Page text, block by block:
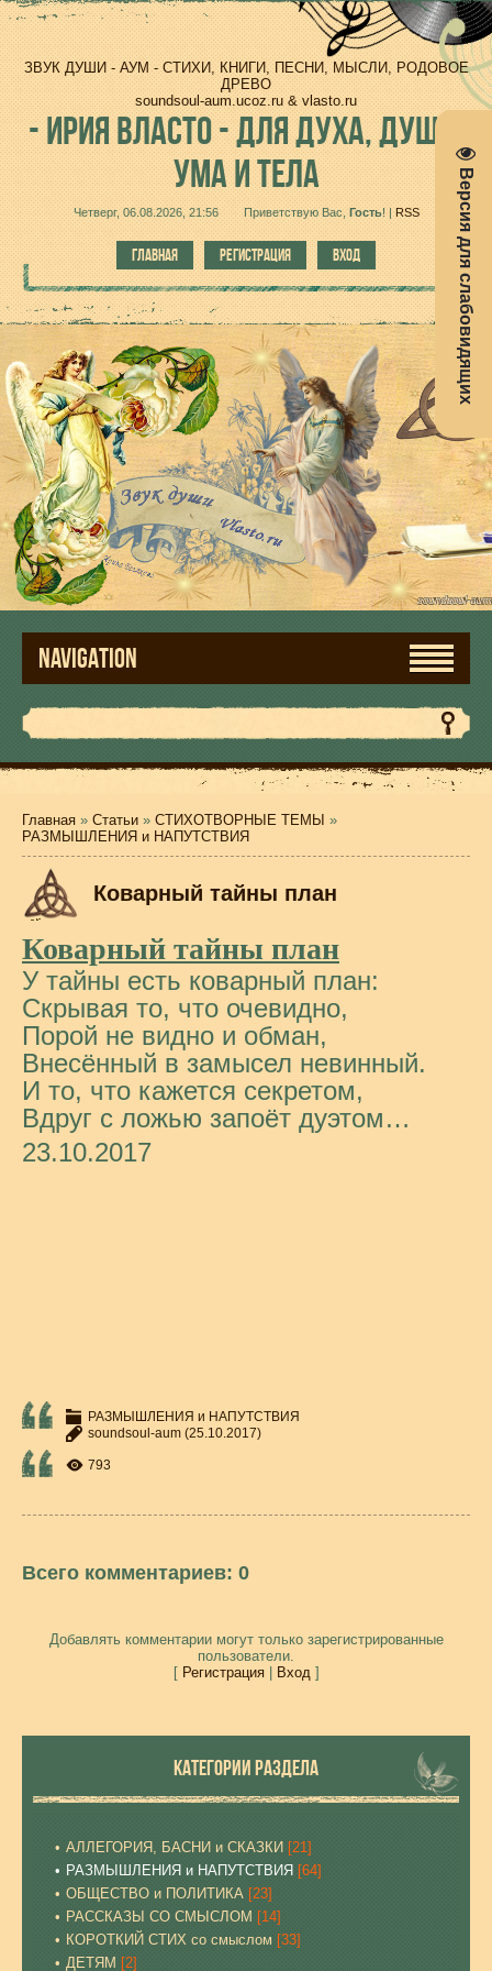
Версия для слабовидящих
ЗВУК ДУШИ - АУМ - СТИХИ, КНИГИ, ПЕСНИ, МЫСЛИ, РОДОВОЕ
ДРЕВО
soundsoul-aum.ucoz.ru & vlasto.ru
-ИРИЯ ВЛАСТО - ДЛЯ ДУХА, ДУШИ,
УМА И ТЕЛА
Четверг, 06.08.2026, 21:56 Приветствую Вас, Гость! | RSS
ГЛАВНАЯ РЕГИСТРАЦИЯ ВХОД
NAVIGATION
Главная » Статьи » СТИХОТВОРНЫЕ ТЕМЫ »
РАЗМЫШЛЕНИЯ и НАПУТСТВИЯ
Коварный тайны план
Коварный тайны план
У тайны есть коварный план:
Скрывая то, что очевидно,
Порой не видно и обман,
Внесённый в замысел невинный.
И то, что кажется секретом,
Вдруг с ложью запоёт дуэтом…
23.10.2017
РАЗМЫШЛЕНИЯ и НАПУТСТВИЯ
soundsoul-aum (25.10.2017)
793
Всего комментариев: 0
Добавлять комментарии могут только зарегистрированные
пользователи.
[ Регистрация| Вход]
КАТЕГОРИИ РАЗДЕЛА
АЛЛЕГОРИЯ, БАСНИ и СКАЗКИ [21]
РАЗМЫШЛЕНИЯ и НАПУТСТВИЯ [64]
ОБЩЕСТВО и ПОЛИТИКА [23]
РАССКАЗЫ СО СМЫСЛОМ [14]
КОРОТКИЙ СТИХ со смыслом [33]
ДЕТЯМ [2]